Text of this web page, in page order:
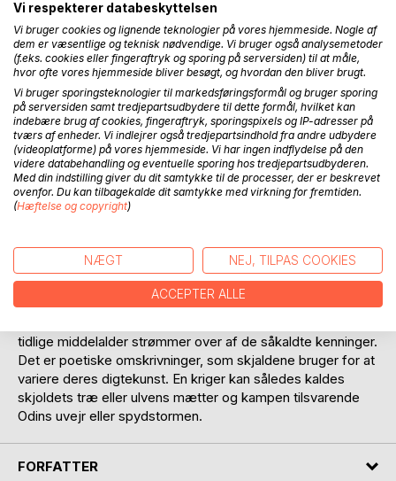
Føj til ønskeliste
Anmeld titel
BESKRIVELSE
tårer ...? Hvad betyder Østres byrde, månens vej og
vindens hus ...? Hvem er Vidres arving, Jordens søn og
Hrungners bane ...?
tidlige middelalder strømmer over af de såkaldte kenninger.
Det er poetiske omskrivninger, som skjaldene bruger for at
variere deres digtekunst. En kriger kan således kaldes
skjoldets træ eller ulvens mætter og kampen tilsvarende
Odins uvejr eller spydstormen.
FORFATTER
Vi respekterer databeskyttelsen
Vi bruger cookies og lignende teknologier på vores hjemmeside. Nogle af
dem er væsentlige og teknisk nødvendige. Vi bruger også analysemetoder
(f.eks. cookies eller fingeraftryk og sporing på serversiden) til at måle,
hvor ofte vores hjemmeside bliver besøgt, og hvordan den bliver brugt.
Vi bruger sporingsteknologier til markedsføringsformål og bruger sporing
på serversiden samt tredjepartsudbydere til dette formål, hvilket kan
indebære brug af cookies, fingeraftryk, sporingspixels og IP-adresser på
tværs af enheder. Vi indlejrer også tredjepartsindhold fra andre udbydere
(videoplatforme) på vores hjemmeside. Vi har ingen indflydelse på den
videre databehandling og eventuelle sporing hos tredjepartsudbyderen.
Med din indstilling giver du dit samtykke til de processer, der er beskrevet
ovenfor. Du kan tilbagekalde dit samtykke med virkning for fremtiden.
(Hæftelse og copyright)
NÆGT NEJ, TILPAS COOKIES
ACCEPTER ALLE